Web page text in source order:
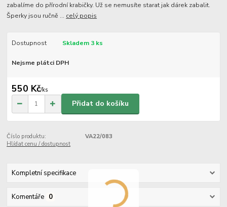
zabalíme do přírodní krabičky. Už se nemusíte starat jak dárek zabalit.
Šperky jsou ručně ... celý popis
Dostupnost Skladem 3 ks
Nejsme plátci DPH
550 Kč/ks
Přidat do košíku
Číslo produktu:
VA22/083
Hlídat cenu / dostupnost
Kompletní specifikace
Komentáře 0